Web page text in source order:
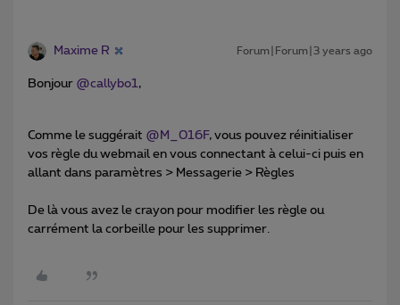
Maxime R Forum|Forum|3 years ago
Bonjour @callybo1 ,
Comme le suggérait @M_016F, vous pouvez réinitialiser
vos règle du webmail en vous connectant à celui-ci puis en
allant dans paramètres > Messagerie > Règles
De là vous avez le crayon pour modifier les règle ou
carrément la corbeille pour les supprimer.